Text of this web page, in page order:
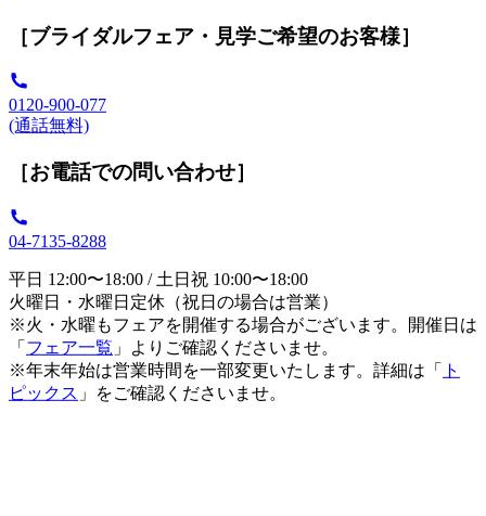
［ブライダルフェア・見学ご希望のお客様］
0120-900-077
(通話無料)
［お電話での問い合わせ］
04-7135-8288
平日 12:00〜18:00 / 土日祝 10:00〜18:00
火曜日・水曜日定休（祝日の場合は営業）
※火・水曜もフェアを開催する場合がございます。開催日は
「 フェア一覧 」よりご確認くださいませ。
※年末年始は営業時間を一部変更いたします。詳細は「
ト
ピックス 」をご確認くださいませ。